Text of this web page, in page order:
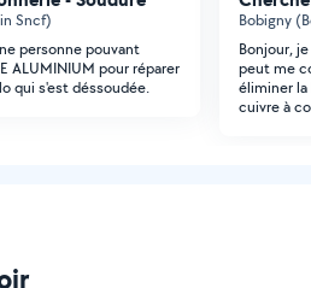
Sncf)
personne pouvant
ALUMINIUM pour réparer
qui s'est déssoudée.
Bobigny
Bonjour,
peut me
éliminer la
cuivre à